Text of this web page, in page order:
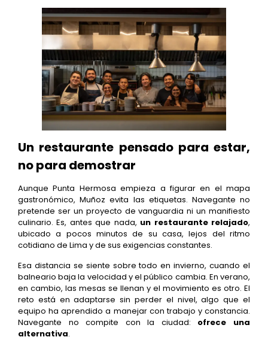
Un restaurante pensado para estar,
no para demostrar
Aunque Punta Hermosa empieza a figurar en el mapa
gastronómico, Muñoz evita las etiquetas. Navegante no
pretende ser un proyecto de vanguardia ni un manifiesto
culinario. Es, antes que nada, un restaurante relajado,
ubicado a pocos minutos de su casa, lejos del ritmo
cotidiano de Lima y de sus exigencias constantes.
Esa distancia se siente sobre todo en invierno, cuando el
balneario baja la velocidad y el público cambia. En verano,
en cambio, las mesas se llenan y el movimiento es otro. El
reto está en adaptarse sin perder el nivel, algo que el
equipo ha aprendido a manejar con trabajo y constancia.
Navegante no compite con la ciudad: ofrece una
alternativa.